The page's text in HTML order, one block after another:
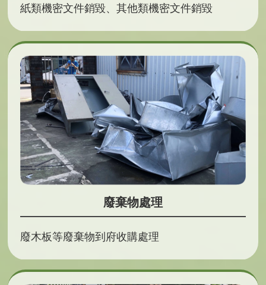
紙類機密文件銷毀、其他類機密文件銷毀
廢棄物處理
廢木板等廢棄物到府收購處理